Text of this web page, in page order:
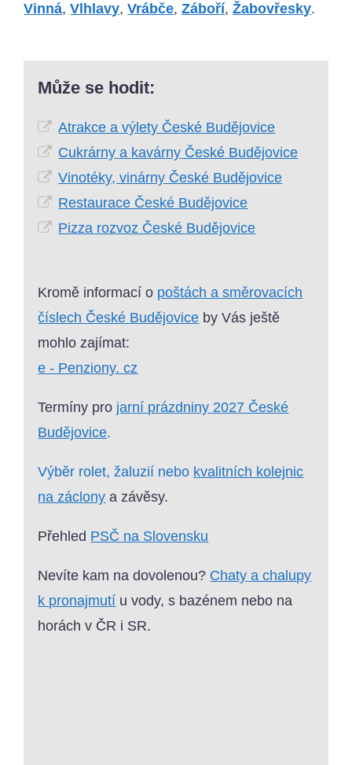
Vinná,Vlhlavy,Vrábče,Záboří,Žabovřesky.
Může se hodit:
Atrakce a výlety České Budějovice
Cukrárny a kavárny České Budějovice
Vinotéky, vinárny České Budějovice
Restaurace České Budějovice
Pizza rozvoz České Budějovice
Kromě informací o poštách a směrovacích
číslech České Budějovice by Vás ještě
mohlo zajímat:
e - Penziony. cz
Termíny pro jarní prázdniny 2027 České
Budějovice.
Výběr rolet, žaluzií nebo kvalitních kolejnic
na záclony a závěsy.
Přehled PSČ na Slovensku
Nevíte kam na dovolenou? Chaty a chalupy
k pronajmutí u vody, s bazénem nebo na
horách v ČR i SR.